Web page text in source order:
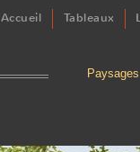
Accueil Tableaux